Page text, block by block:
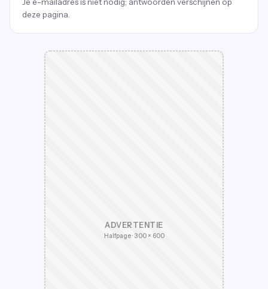
deze pagina.
ADVERTENTIE
Halfpage · 300 × 600